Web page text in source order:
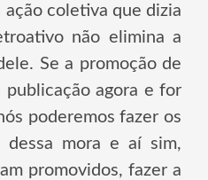
ação coletiva que dizia
não elimina a
Se a promoção de
agora e for
poderemos fazer os
dessa mora e aí sim,
promovidos, fazer a